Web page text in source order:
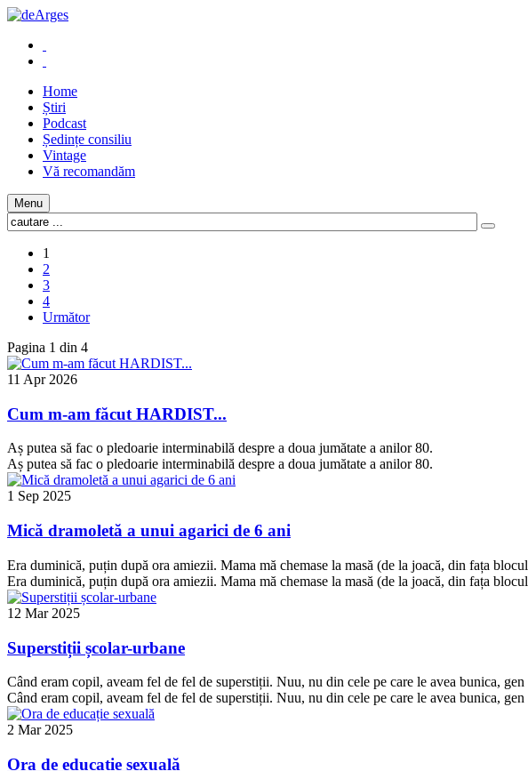
Home
Știri
Podcast
Ședințe consiliu
Vintage
Vă recomandăm
Menu
1
2
3
4
Următor
Pagina 1 din 4
11 Apr 2026
Cum m-am făcut HARDIST...
Aș putea să fac o pledoarie interminabilă despre a doua jumătate a anilor 80.
Aș putea să fac o pledoarie interminabilă despre a doua jumătate a anilor 80.
1 Sep 2025
Mică dramoletă a unui agarici de 6 ani
Era duminică, puțin după ora amiezii. Mama mă chemase la masă (de la joacă, din fața
Era duminică, puțin după ora amiezii. Mama mă chemase la masă (de la joacă, din fața
12 Mar 2025
Superstiții școlar-urbane
Când eram copil, aveam fel de fel de superstiții. Nuu, nu din cele pe care le avea bunica,
Când eram copil, aveam fel de fel de superstiții. Nuu, nu din cele pe care le avea bunica,
2 Mar 2025
Ora de educație sexuală